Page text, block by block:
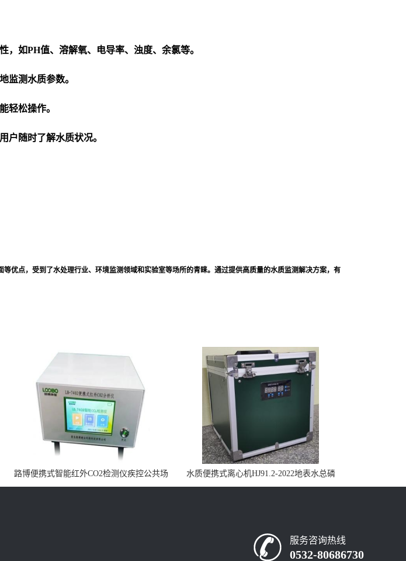
如PH值、溶解氧、电导率、浊度、余氯等。
监测水质参数。
轻松操作。
户随时了解水质状况。
优点，受到了水处理行业、环境监测领域和实验室等场所的青睐。通过提供高质量的水质监测解决方案，有
路博便携式智能红外CO2检测仪疾控公共场
所LB-7402
水质便携式离心机HJ91.2-2022地表水总磷
监测内置有电池
服务咨询热线
0532-80686730